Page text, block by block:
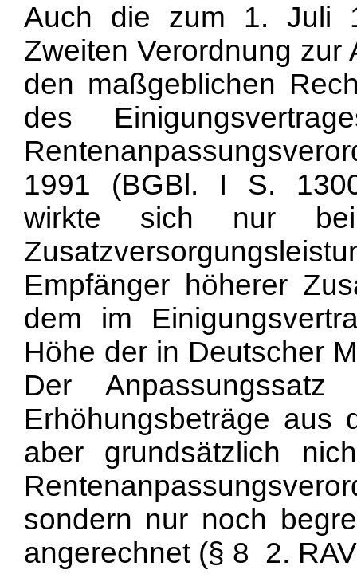
Auch die zum 1. Juli
Zweiten Verordnung
den maßgeblichen
des
1991 (BGBl. I S.
wirkte sich nur bei
Empfänger höherer
dem im
Höhe der in Deutscher
Der
Erhöhungsbeträge aus
aber grundsätzlich
sondern nur noch
angerechnet (§ 8 2.